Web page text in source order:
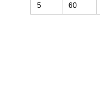
5
60